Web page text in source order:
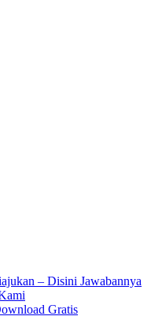
– Disini Jawabannya
Gratis